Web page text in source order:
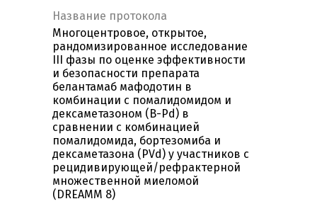
Название протокола
Многоцентровое, открытое,
рандомизированное исследование
III фазы по оценке эффективности
и безопасности препарата
белантамаб мафодотин в
комбинации с помалидомидом и
дексаметазоном (B-Pd) в
сравнении с комбинацией
помалидомида, бортезомиба и
дексаметазона (PVd) у участников с
рецидивирующей/рефрактерной
множественной миеломой
(DREAMM 8)